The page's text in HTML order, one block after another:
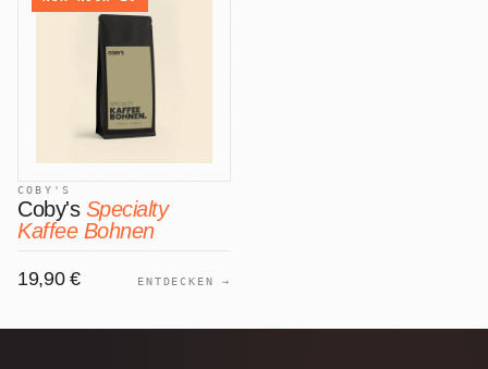
COBY'S
Coby's Specialty
Kaffee Bohnen
19,90 € ENTDECKEN →